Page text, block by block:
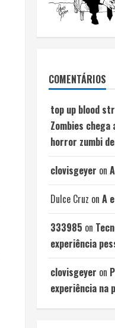
COMENTÁRIOS
top up blood
Zombies chega
horror zumbi
clovisgeyer on
Dulce Cruz on A
333985 on
experiência
clovisgeyer on
experiência na